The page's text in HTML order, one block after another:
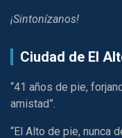
¡Sintonízanos!
Ciudad de El
“41 años de pie,
amistad”.
“El Alto de pie, nunca